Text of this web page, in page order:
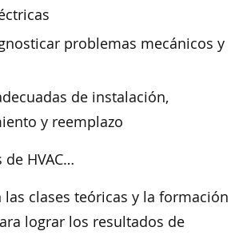
problemas mecánicos y
de instalación,
y reemplazo
de HVAC…
las clases teóricas y la formación
lograr los resultados de